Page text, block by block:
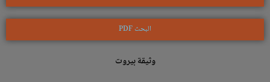
البحث PDF
وثيقة بيروت